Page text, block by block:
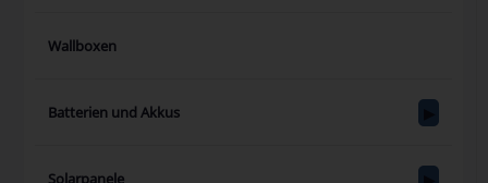
Wallboxen
Batterien und Akkus
Solarpanele